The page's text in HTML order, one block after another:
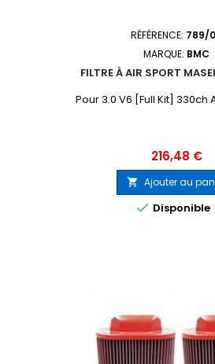
RÉFÉRENCE: 789/
MARQUE: BMC
FILTRE À AIR SPORT
Pour 3.0 V6 [Full Kit] 330ch
Prix
216,48 €
 Ajouter au
 Disponible